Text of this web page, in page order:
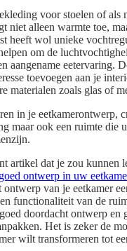
voor stoelen of als
niet alleen warmte toe,
heeft wol unieke
om de
aangename eetervaring.
toevoegen aan je
materialen zoals glas of
in je eetkamerontwerp,
maar ook een ruimte die
artikel dat je zou kunnen
ontwerp in uw
van je eetkamer
functionaliteit van de
doordacht ontwerp en
Het is zeker de
wilt transformeren tot